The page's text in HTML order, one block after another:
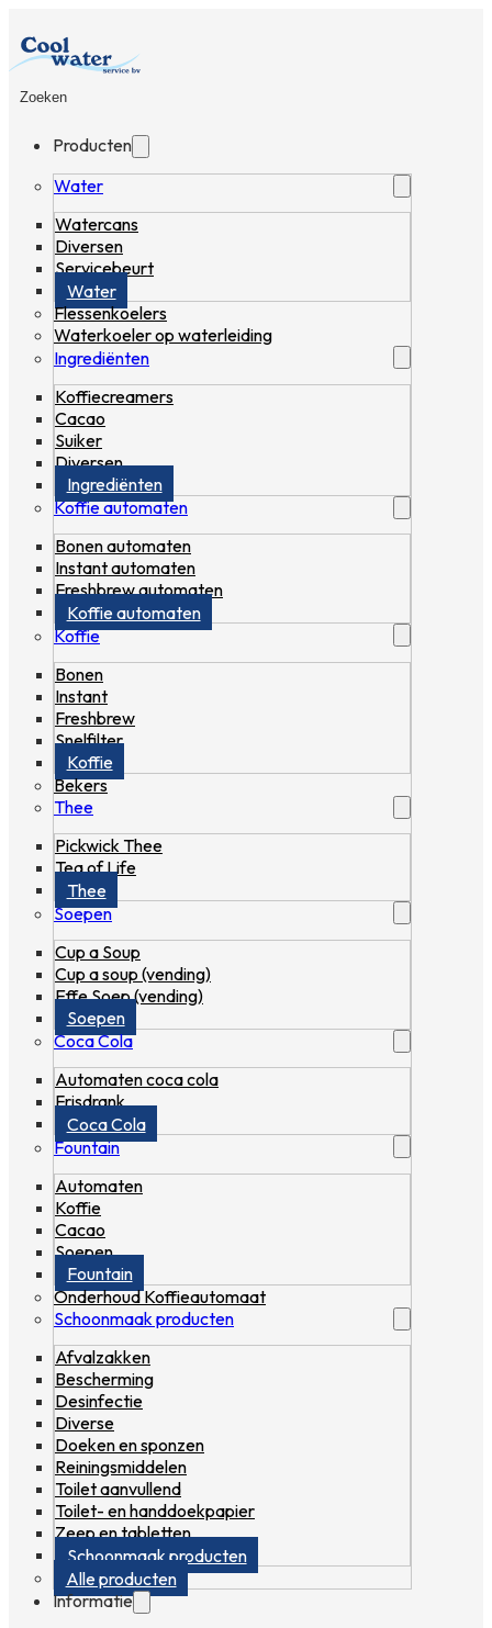
Zoeken
Producten
Water
Watercans
Diversen
Servicebeurt
Water
Flessenkoelers
Waterkoeler op waterleiding
Ingrediënten
Koffiecreamers
Cacao
Suiker
Diversen
Ingrediënten
Koffie automaten
Bonen automaten
Instant automaten
Freshbrew automaten
Koffie automaten
Koffie
Bonen
Instant
Freshbrew
Snelfilter
Koffie
Bekers
Thee
Pickwick Thee
Tea of Life
Thee
Soepen
Cup a Soup
Cup a soup (vending)
Effe Soep (vending)
Soepen
Coca Cola
Automaten coca cola
Frisdrank
Coca Cola
Fountain
Automaten
Koffie
Cacao
Soepen
Fountain
Onderhoud Koffieautomaat
Schoonmaak producten
Afvalzakken
Bescherming
Desinfectie
Diverse
Doeken en sponzen
Reiningsmiddelen
Toilet aanvullend
Toilet- en handdoekpapier
Zeep en tabletten
Schoonmaak producten
Alle producten
Informatie